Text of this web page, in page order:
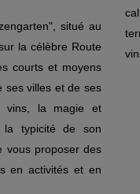
situé au
la célèbre Route
courts et moyens
ses villes et de ses
vins, la magie et
la typicité de son
vous proposer des
en activités et en